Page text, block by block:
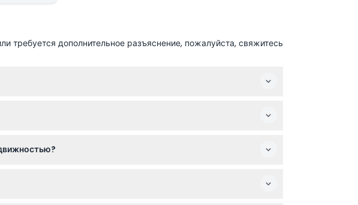
дополнительное разъяснение, пожалуйста, свяжитесь